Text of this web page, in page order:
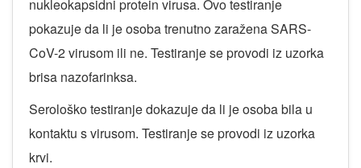
nukleokapsidni protein virusa. Ovo testiranje
pokazuje da li je osoba trenutno zaražena SARS-
CoV-2 virusom ili ne. Testiranje se provodi iz uzorka
brisa nazofarinksa.
Serološko testiranje dokazuje da li je osoba bila u
kontaktu s virusom. Testiranje se provodi iz uzorka
krvi.